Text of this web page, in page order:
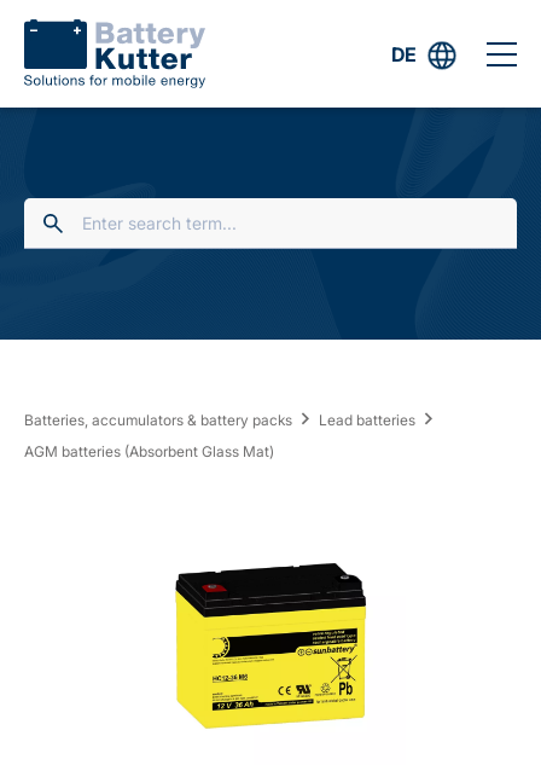
DE
Batteries, accumulators & battery packs
Lead batteries
AGM batteries (Absorbent Glass Mat)